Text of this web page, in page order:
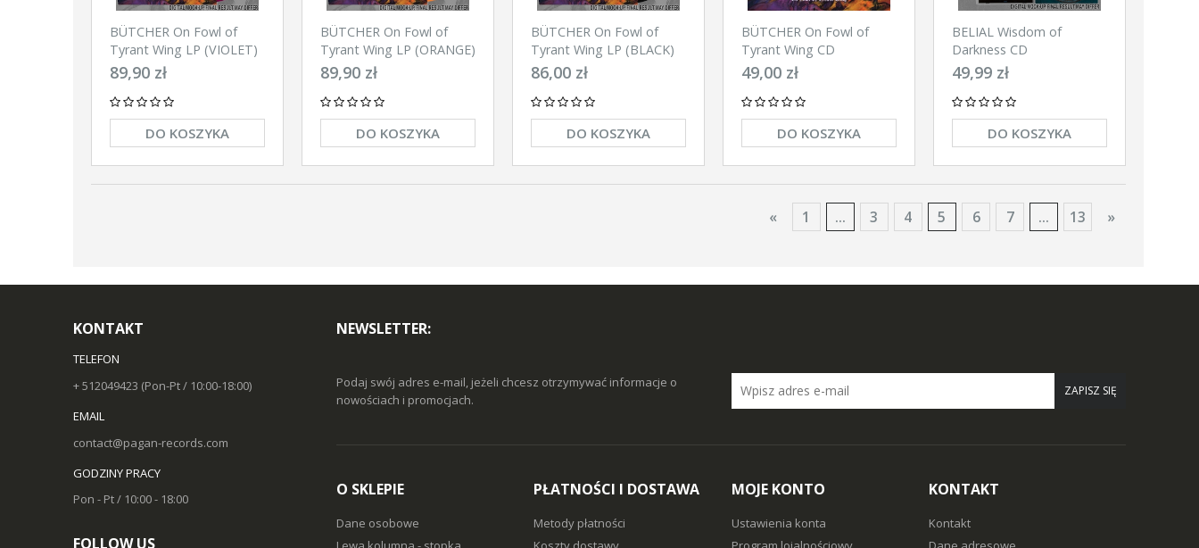
BÜTCHER On Fowl of
Tyrant Wing LP (VIOLET)
89,90 zł
DO KOSZYKA
BÜTCHER On Fowl of
Tyrant Wing LP (ORANGE)
89,90 zł
DO KOSZYKA
BÜTCHER On Fowl of
Tyrant Wing LP (BLACK)
86,00 zł
DO KOSZYKA
BÜTCHER On Fowl of
Tyrant Wing CD
49,00 zł
DO KOSZYKA
BELIAL Wisdom of
Darkness CD
49,99 zł
DO KOSZYKA
« 1 ... 3 4 5 6 7 ... 13 »
KONTAKT
TELEFON
+ 512049423 (Pon-Pt / 10:00-18:00)
EMAIL
contact@pagan-records.com
GODZINY PRACY
Pon - Pt / 10:00 - 18:00
FOLLOW US
NEWSLETTER:
Podaj swój adres e-mail, jeżeli chcesz otrzymywać informacje o
nowościach i promocjach.
ZAPISZ SIĘ
O SKLEPIE
Dane osobowe
PŁATNOŚCI I DOSTAWA
Metody płatności
MOJE KONTO
Ustawienia konta
KONTAKT
Kontakt